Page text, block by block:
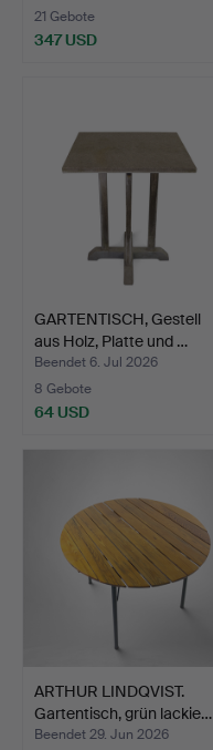
21 Gebote
347 USD
GARTENTISCH, Gestell
aus Holz, Platte und …
Beendet 6. Jul 2026
8 Gebote
64 USD
ARTHUR LINDQVIST.
Gartentisch, grün lackie…
Beendet 29. Jun 2026